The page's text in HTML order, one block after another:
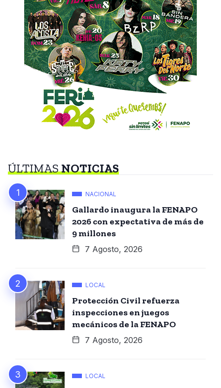
ÚLTIMASNOTICIAS
NACIONAL
Gallardo inaugura la FENAPO
2026 con expectativa de más de
9 millones
7 Agosto, 2026
LOCAL
Protección Civil refuerza
inspecciones en juegos
mecánicos de la FENAPO
7 Agosto, 2026
LOCAL